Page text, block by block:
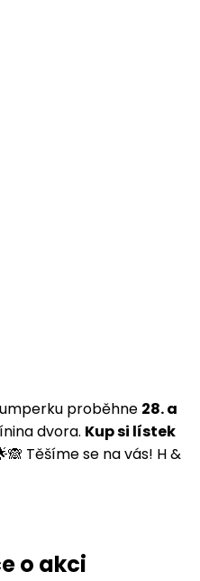
proběhne 28. a
dvora. Kup si lístek
Těšíme se na vás! H &
o akci